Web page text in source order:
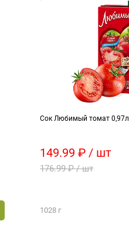
Сок Любимый томат 0,97л
149.99 ₽ / шт
176.99 ₽ / шт
1028 г